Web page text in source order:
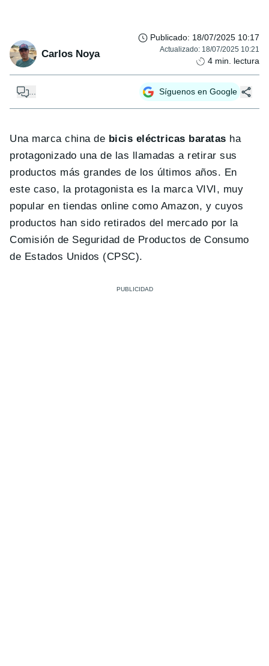
Carlos Noya
Publicado: 18/07/2025 10:17
Actualizado: 18/07/2025 10:21
4 min. lectura
Síguenos en Google
Una marca china de bicis eléctricas baratas ha
protagonizado una de las llamadas a retirar sus
productos más grandes de los últimos años. En
este caso, la protagonista es la marca VIVI, muy
popular en tiendas online como Amazon, y cuyos
productos han sido retirados del mercado por la
Comisión de Seguridad de Productos de Consumo
de Estados Unidos (CPSC).